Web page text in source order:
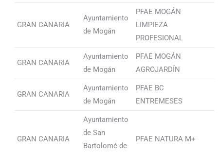
GRAN CANARIA
Ayuntamiento
de Mogán
PFAE MOGÁN
LIMPIEZA
PROFESIONAL
GRAN CANARIA
Ayuntamiento
de Mogán
PFAE MOGÁN
AGROJARDÍN
GRAN CANARIA
Ayuntamiento
de Mogán
PFAE BC
ENTREMESES
GRAN CANARIA
Ayuntamiento
de San
Bartolomé de
PFAE NATURA M+